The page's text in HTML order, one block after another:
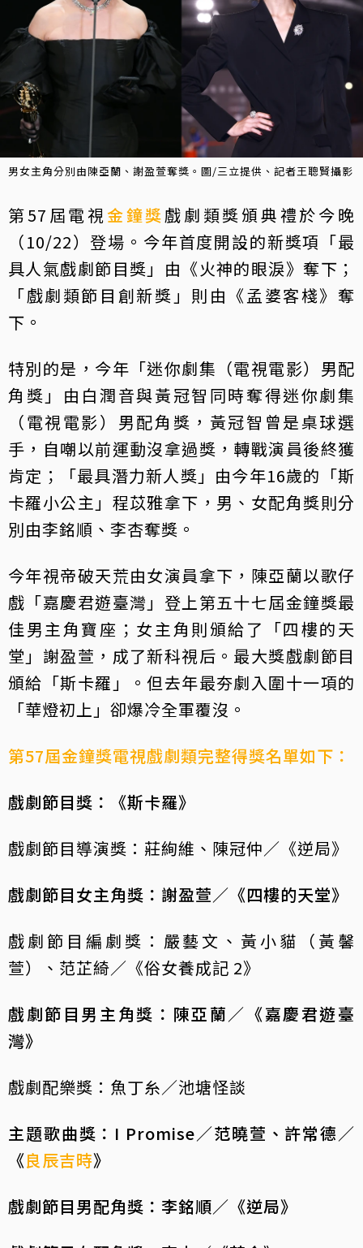
男女主角分別由陳亞蘭、謝盈萱奪獎。圖/三立提供、記者王聰賢攝影
第57屆電視金鐘獎戲劇類獎頒典禮於今晚
（10/22）登場。今年首度開設的新獎項「最
具人氣戲劇節目獎」由《火神的眼淚》奪下；
「戲劇類節目創新獎」則由《孟婆客棧》奪
下。
特別的是，今年「迷你劇集（電視電影）男配
角獎」由白潤音與黃冠智同時奪得迷你劇集
（電視電影）男配角獎，黃冠智曾是桌球選
手，自嘲以前運動沒拿過獎，轉戰演員後終獲
肯定；「最具潛力新人獎」由今年16歲的「斯
卡羅小公主」程苡雅拿下，男、女配角獎則分
別由李銘順、李杏奪獎。
今年視帝破天荒由女演員拿下，陳亞蘭以歌仔
戲「嘉慶君遊臺灣」登上第五十七屆金鐘獎最
佳男主角寶座；女主角則頒給了「四樓的天
堂」謝盈萱，成了新科視后。最大獎戲劇節目
頒給「斯卡羅」。但去年最夯劇入圍十一項的
「華燈初上」卻爆冷全軍覆沒。
第57屆金鐘獎電視戲劇類完整得獎名單如下：
戲劇節目獎：《斯卡羅》
戲劇節目導演獎：莊絢維、陳冠仲／《逆局》
戲劇節目女主角獎：謝盈萱／《四樓的天堂》
戲劇節目編劇獎：嚴藝文、黃小貓（黃馨
萱）、范芷綺／《俗女養成記 2》
戲劇節目男主角獎：陳亞蘭／《嘉慶君遊臺
灣》
戲劇配樂獎：魚丁糸／池塘怪談
主題歌曲獎：I Promise／范曉萱、許常德／
《良辰吉時》
戲劇節目男配角獎：李銘順／《逆局》